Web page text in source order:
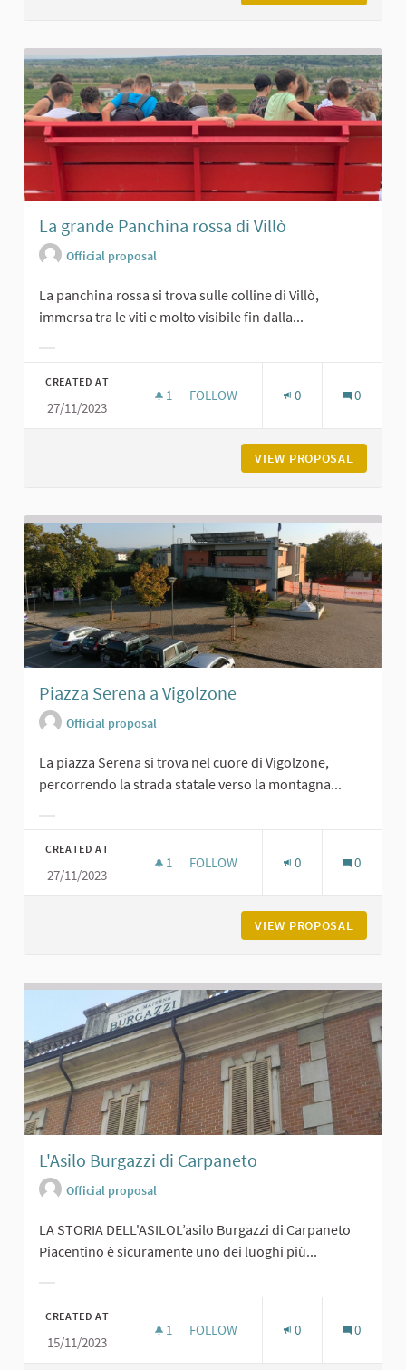
La grande Panchina rossa di Villò
Official proposal
La panchina rossa si trova sulle colline di Villò,
immersa tra le viti e molto visibile fin dalla...
CREATED AT
27/11/2023
1 1 FOLLOWER
FOLLOW 0 0
VIEW PROPOSAL
Piazza Serena a Vigolzone
Official proposal
La piazza Serena si trova nel cuore di Vigolzone,
percorrendo la strada statale verso la montagna...
CREATED AT
27/11/2023
1 1 FOLLOWER
FOLLOW 0 0
VIEW PROPOSAL
L'Asilo Burgazzi di Carpaneto
Official proposal
LA STORIA DELL'ASILOL’asilo Burgazzi di Carpaneto
Piacentino è sicuramente uno dei luoghi più...
CREATED AT
15/11/2023
1 1 FOLLOWER
FOLLOW 0 0